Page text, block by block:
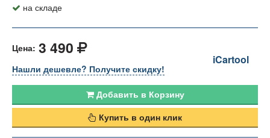
на складе
Цена: 3 490
iCartool
Нашли дешевле? Получите скидку!
Добавить в Корзину
Купить в один клик